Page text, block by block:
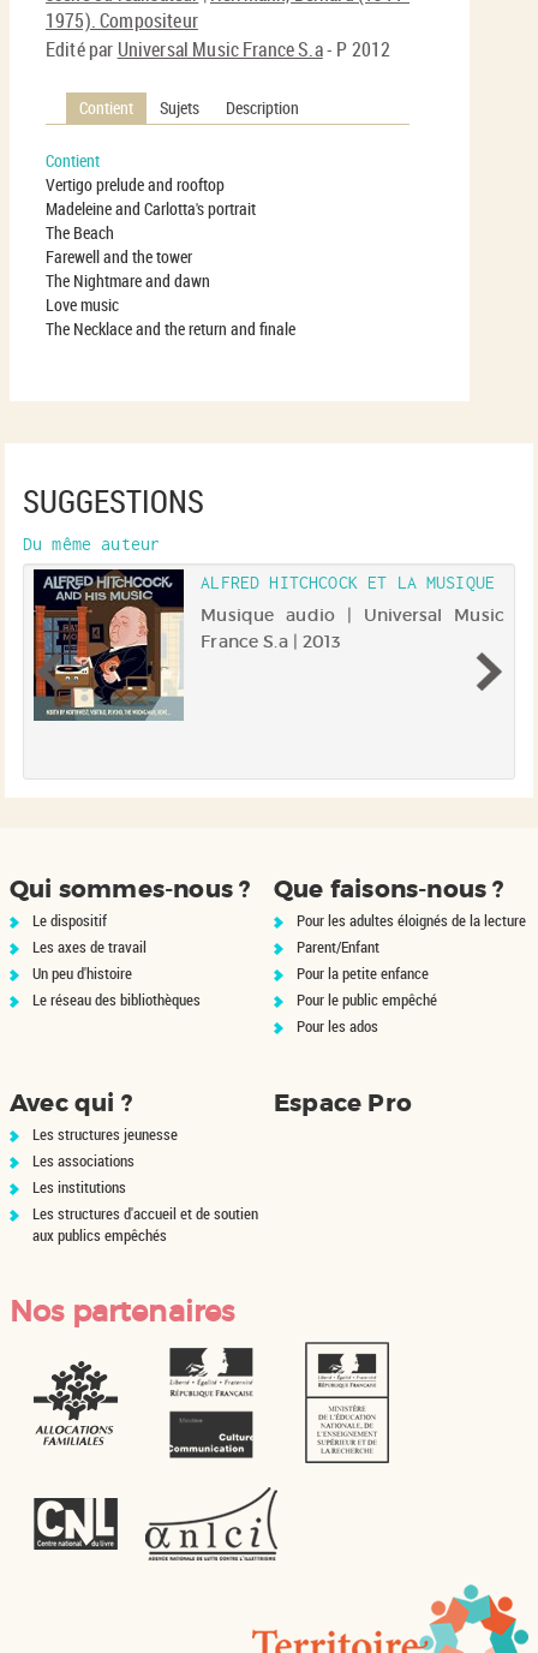
1975). Compositeur
Edité par Universal Music France S.a- P 2012
Contient Sujets Description
Contient
Vertigo prelude and rooftop
Madeleine and Carlotta's portrait
The Beach
Farewell and the tower
The Nightmare and dawn
Love music
The Necklace and the return and finale
SUGGESTIONS
Du même auteur
ALFRED HITCHCOCK ET LA MUSIQUE
Musique audio | Universal Music
France S.a | 2013
Qui sommes-nous ?
Le dispositif
Les axes de travail
Un peu d'histoire
Le réseau des bibliothèques
Que faisons-nous ?
Pour les adultes éloignés de la lecture
Parent/Enfant
Pour la petite enfance
Pour le public empêché
Pour les ados
Avec qui ?
Les structures jeunesse
Les associations
Les institutions
Les structures d'accueil et de soutien
aux publics empêchés
Espace Pro
Nos partenaires